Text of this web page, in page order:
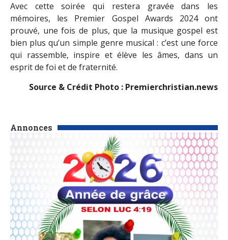
Annonces
Avec cette soirée qui restera gravée dans les
mémoires, les Premier Gospel Awards 2024 ont
prouvé, une fois de plus, que la musique gospel est
bien plus qu’un simple genre musical : c’est une force
qui rassemble, inspire et élève les âmes, dans un
esprit de foi et de fraternité.
Source & Crédit Photo : Premierchristian.news